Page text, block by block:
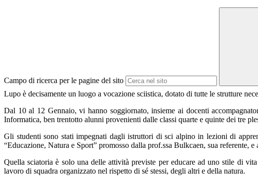
Campo di ricerca per le pagine del sito
Lupo è decisamente un luogo a vocazione sciistica, dotato di tutte le strutture
Dal 10 al 12 Gennaio, vi hanno soggiornato, insieme ai docenti
Informatica, ben trentotto alunni provenienti dalle classi quarte e quinte dei tre
Gli studenti sono stati impegnati dagli istruttori di sci alpino in lezioni di
“Educazione, Natura e Sport” promosso dalla prof.ssa Bulkcaen, sua referente,
Quella sciatoria è solo una delle attività previste per educare ad uno stile di
lavoro di squadra organizzato nel rispetto di sé stessi, degli altri e della natura.